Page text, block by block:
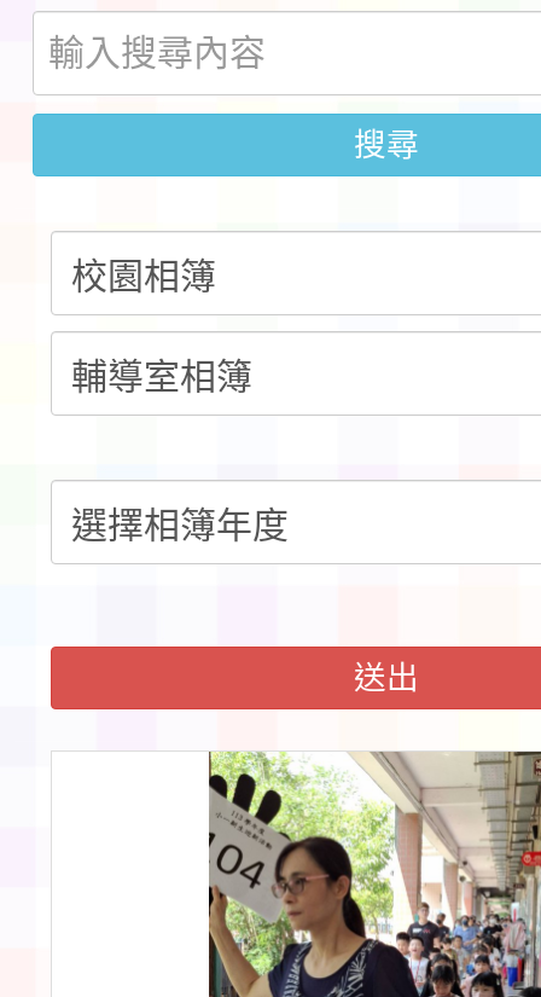
檢送桃園市115學年度
及師生本土語及新住民
實施要點各1份
115年食農教育專業人
鎮韌性（防空）演習－
速演練執行計畫」
「115年金融知識線上
法」
本校115學年度第1學
第3次招考代課鐘點教
告(不再辦理後續甄選)
檢送「桃園市115學年
賽實施要點」1份
本市「115學年度學生
程安排一案
「桃園市補助參觀特色
請一案
搜尋
送出